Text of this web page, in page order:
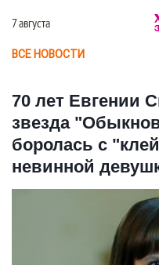
7 августа
ВСЕ НОВОСТИ
70 лет Евгении
звезда
боролась с
невинной